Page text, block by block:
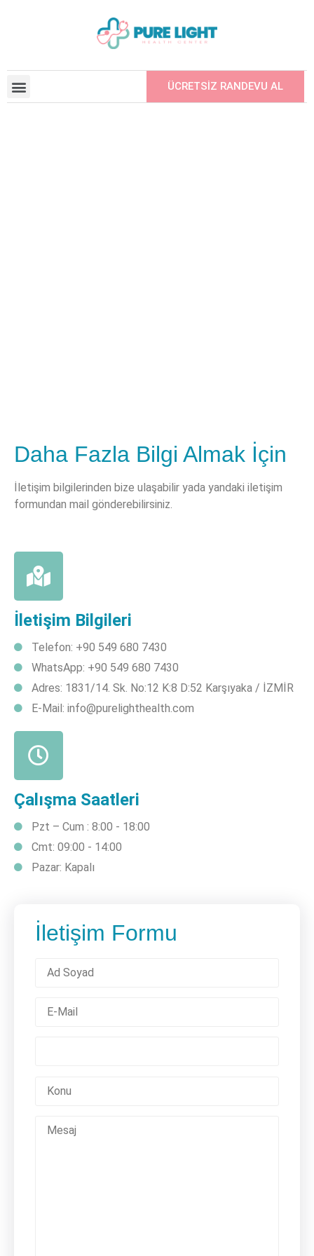
ÜCRETSİZ RANDEVU AL
Daha Fazla Bilgi Almak İçin
İletişim bilgilerinden bize ulaşabilir yada yandaki iletişim
formundan mail gönderebilirsiniz.
İletişim Bilgileri
Telefon: +90 549 680 7430
WhatsApp: +90 549 680 7430
Adres: 1831/14. Sk. No:12 K:8 D:52 Karşıyaka / İZMİR
E-Mail: info@purelighthealth.com
Çalışma Saatleri
Pzt – Cum : 8:00 - 18:00
Cmt: 09:00 - 14:00
Pazar: Kapalı
İletişim Formu